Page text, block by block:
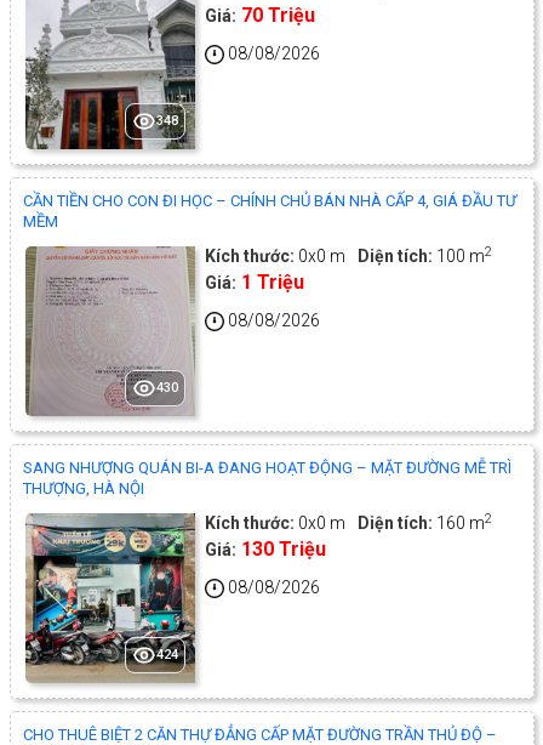
348
Giá: 70 Triệu
08/08/2026
CẦN TIỀN CHO CON ĐI HỌC – CHÍNH CHỦ BÁN NHÀ CẤP 4, GIÁ ĐẦU TƯ
MỀM
430
Kích thước: 0x0 m Diện tích: 100 m2
Giá: 1 Triệu
08/08/2026
SANG NHƯỢNG QUÁN BI-A ĐANG HOẠT ĐỘNG – MẶT ĐƯỜNG MỄ TRÌ
THƯỢNG, HÀ NỘI
424
Kích thước: 0x0 m Diện tích: 160 m2
Giá: 130 Triệu
08/08/2026
CHO THUÊ BIỆT 2 CĂN THỰ ĐẲNG CẤP MẶT ĐƯỜNG TRẦN THỦ ĐỘ –